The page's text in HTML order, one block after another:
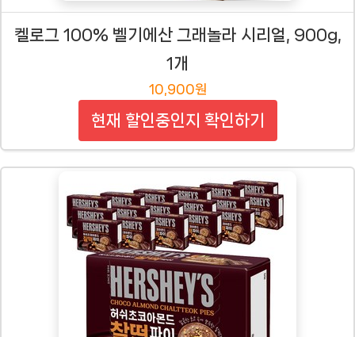
켈로그 100% 벨기에산 그래놀라 시리얼, 900g,
1개
10,900원
현재 할인중인지 확인하기